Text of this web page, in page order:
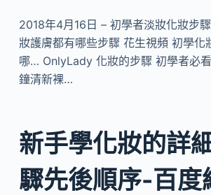
2018年4月16日 – 初學者淡妝化妝步
妝護膚都有哪些步驟 花生視頻 初學化
哪… OnlyLady 化妝的步驟 初學者必
鐘清新裸…
新手學化妝的詳
驟先後順序-百度